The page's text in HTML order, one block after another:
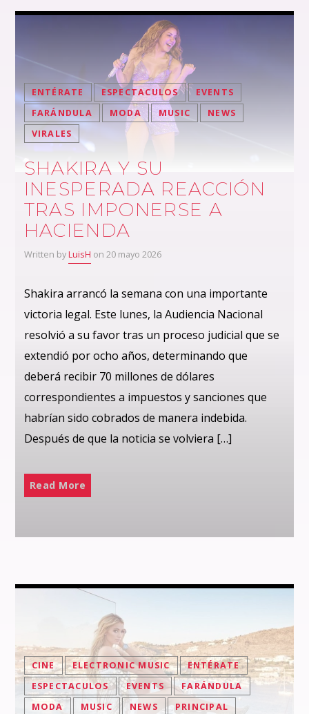
ENTÉRATE ESPECTACULOS
EVENTS
FARÁNDULA
MODA MUSIC
NEWS
VIRALES
SHAKIRA Y SU
INESPERADA REACCIÓN
TRAS IMPONERSE A
HACIENDA
Written byLuisH on 20 mayo 2026
Shakira arrancó la semana con una importante
victoria legal. Este lunes, la Audiencia Nacional
resolvió a su favor tras un proceso judicial que se
extendió por ocho años, determinando que
deberá recibir 70 millones de dólares
correspondientes a impuestos y sanciones que
habrían sido cobrados de manera indebida.
Después de que la noticia se volviera […]
Read More
CINE ELECTRONIC MUSIC
ENTÉRATE
ESPECTACULOS
EVENTS
FARÁNDULA
MODA
MUSIC NEWS
PRINCIPAL